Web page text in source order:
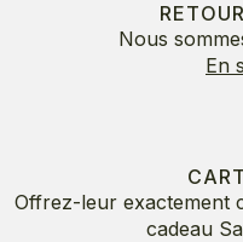
Nous
En
Offrez-leur exactement
cadeau